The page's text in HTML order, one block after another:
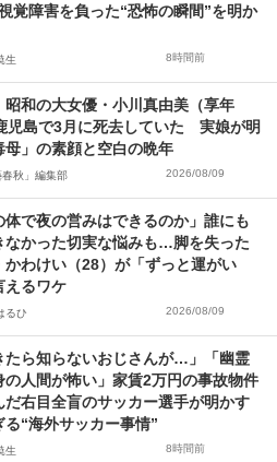
覚障害を負った“恐怖の瞬間”を明か
生 8時間前
昭和の大女優・小川真由美（享年
児島で3月に死去していた 実娘が明
母」の素顔と空白の晩年
春秋」編集部 2026/08/09
体で夜の営みはできるのか」誰にも
なかった切実な悩みも…脚を失った
かわけい（28）が「ずっと運がい
えるワケ
るひ 2026/08/09
たら知らないおじさんが…」「幽霊
の人間が怖い」家賃2万円の事故物件
だ右目全盲のサッカー選手が明かす
る“海外サッカー事情”
生 8時間前